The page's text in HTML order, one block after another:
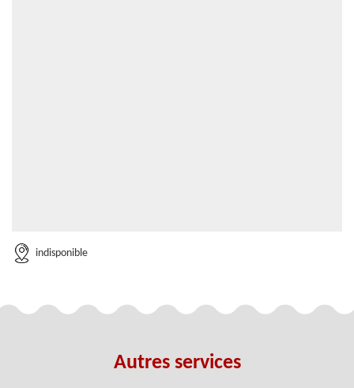
indisponible
Autres services